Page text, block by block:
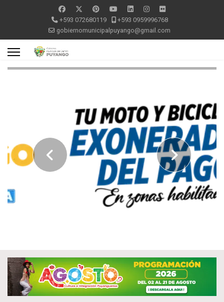
+593 072680119
+593 0959996768
gobiernomunicipalpuyango@gmail.com